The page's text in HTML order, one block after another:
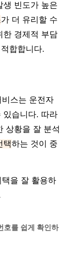
생 빈도가 높은
가 더 유리할 수
한 경제적 부담
합합니다.
스는 운전자
있습니다. 따라
상황을 잘 분석
택하는 것이 중
을 잘 활용하
호를 쉽게 확인하